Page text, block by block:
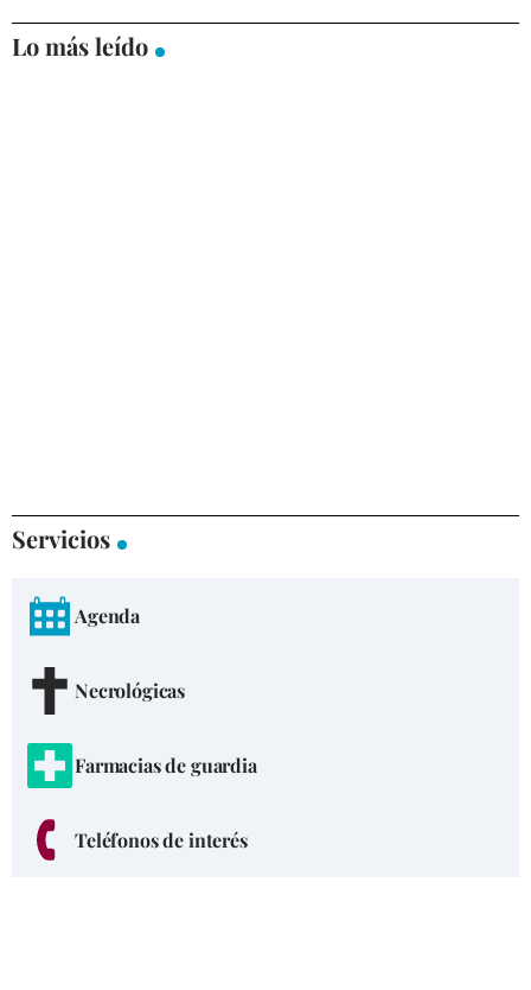
Lo más leído
Servicios
Agenda
Necrológicas
Farmacias de guardia
Teléfonos de interés